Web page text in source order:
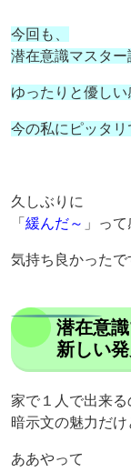
今回も、
潜在意識マスタ
ゆったりと優しい
今の私にピッタリ
久しぶりに
「 緩んだ～ 」っ
気持ち良かったで
潜在意
新しい
家で１人で出来る
暗示文の魅力だけ
ああやって